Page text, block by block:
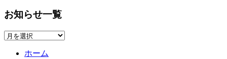
お知らせ一覧
お
ホーム